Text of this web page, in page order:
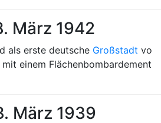
März 1942
als erste deutsche Großstadt vo
mit einem Flächenbombardement
März 1939